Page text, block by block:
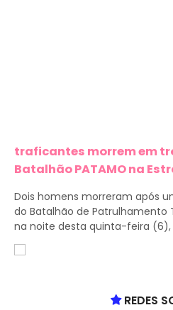
traficantes morrem em
Batalhão PATAMO na
Dois homens morreram após
do Batalhão de Patrulhamento
na noite desta quinta-feira (6),
REDES